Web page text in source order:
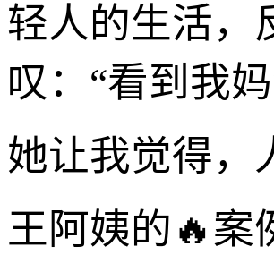
轻人的生活，
叹：“看到我
她让我觉得，
王阿姨的🔥案